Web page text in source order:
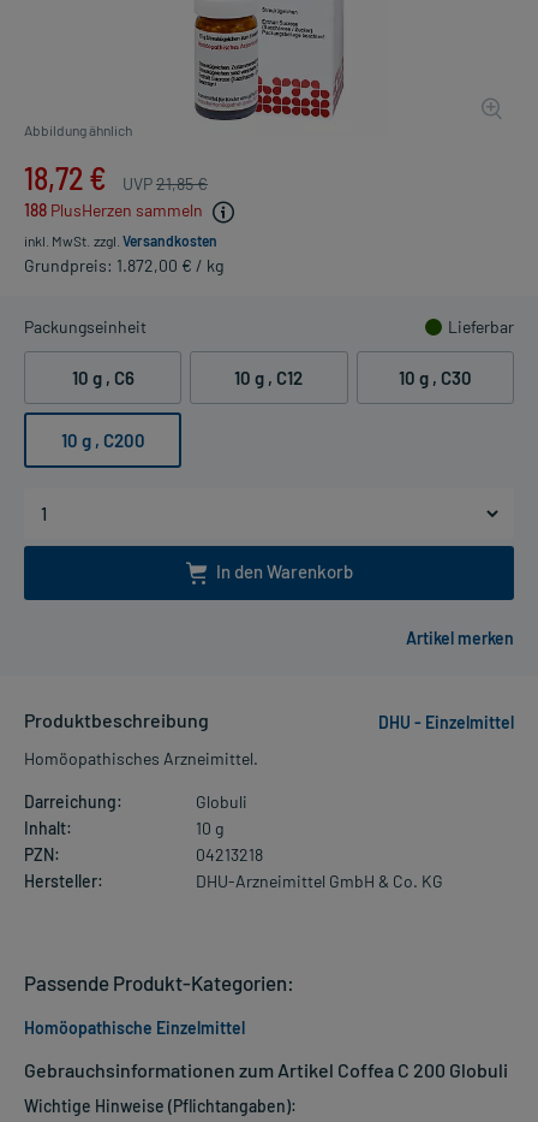
Abbildung ähnlich
18,72 € UVP21,85 €
188 PlusHerzen sammeln
inkl. MwSt. zzgl. Versandkosten
Grundpreis: 1.872,00 € / kg
Packungseinheit Lieferbar
10 g , C6 10 g , C12 10 g , C30
10 g , C200
In den Warenkorb
Produktbeschreibung
DHU - Einzelmittel
Homöopathisches Arzneimittel.
Darreichung:
Globuli
Inhalt:
10 g
PZN:
04213218
Hersteller:
DHU-Arzneimittel GmbH & Co. KG
Gebrauchsinformationen zum Artikel Coffea C 200 Globuli
Wichtige Hinweise (Pflichtangaben):
Passende Produkt-Kategorien:
Homöopathische Einzelmittel